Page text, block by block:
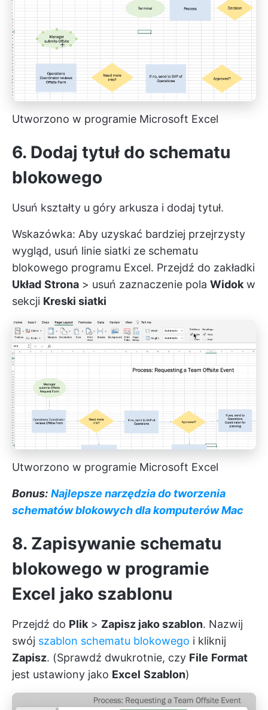
Utworzono w programie Microsoft Excel
6. Dodaj tytuł do schematu
blokowego
Usuń kształty u góry arkusza i dodaj tytuł.
Wskazówka: Aby uzyskać bardziej przejrzysty
wygląd, usuń linie siatki ze schematu
blokowego programu Excel. Przejdź do zakładki
Układ Strona > usuń zaznaczenie pola Widok w
sekcji Kreski siatki
Utworzono w programie Microsoft Excel
Bonus: Najlepsze narzędzia do tworzenia
schematów blokowych dla komputerów Mac
8. Zapisywanie schematu
blokowego w programie
Excel jako szablonu
Przejdź do Plik > Zapisz jako szablon. Nazwij
swój szablon schematu blokowego i kliknij
Zapisz. (Sprawdź dwukrotnie, czy File Format
jest ustawiony jako Excel Szablon)